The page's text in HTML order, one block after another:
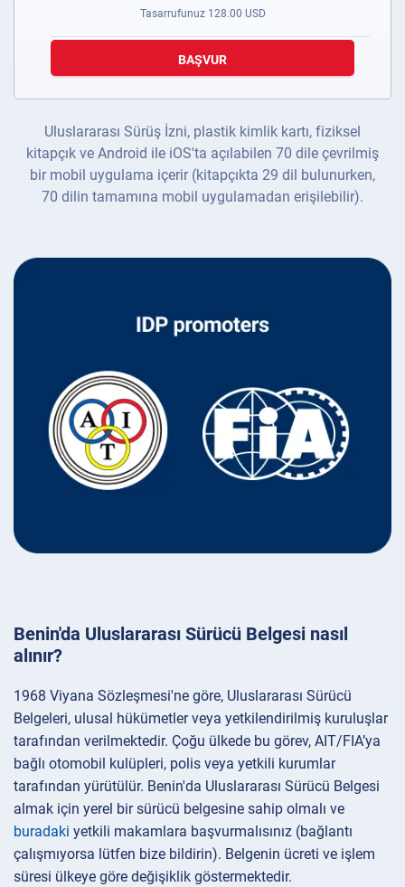
Tasarrufunuz 128.00 USD
BAŞVUR
Uluslararası Sürüş İzni, plastik kimlik kartı, fiziksel
kitapçık ve Android ile iOS'ta açılabilen 70 dile çevrilmiş
bir mobil uygulama içerir (kitapçıkta 29 dil bulunurken,
70 dilin tamamına mobil uygulamadan erişilebilir).
Benin'da Uluslararası Sürücü Belgesi nasıl
alınır?
1968 Viyana Sözleşmesi'ne göre, Uluslararası Sürücü
Belgeleri, ulusal hükümetler veya yetkilendirilmiş kuruluşlar
tarafından verilmektedir. Çoğu ülkede bu görev, AIT/FIA’ya
bağlı otomobil kulüpleri, polis veya yetkili kurumlar
tarafından yürütülür. Benin'da Uluslararası Sürücü Belgesi
almak için yerel bir sürücü belgesine sahip olmalı ve
buradaki yetkili makamlara başvurmalısınız (bağlantı
çalışmıyorsa lütfen bize bildirin). Belgenin ücreti ve işlem
süresi ülkeye göre değişiklik göstermektedir.